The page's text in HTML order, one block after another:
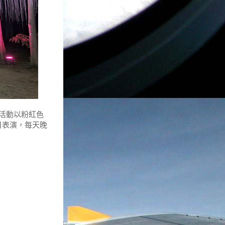
動以粉紅色
演，每天晚